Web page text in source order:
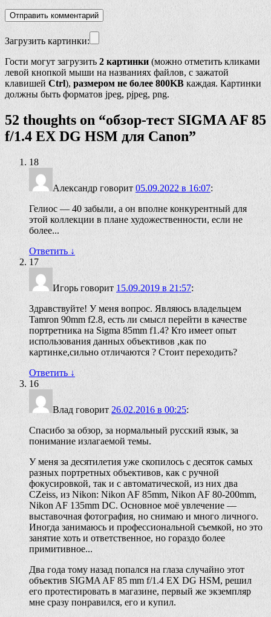
Загрузить картинки:
Гости могут загрузить 2 картинки (можно отметить кликами
левой кнопкой мыши на названиях файлов, с зажатой
клавишей Ctrl), размером не более 800KB каждая. Картинки
должны быть форматов jpeg, pjpeg, png.
52 thoughts on “обзор-тест SIGMA AF 85
f/1.4 EX DG HSM для Canon”
18
Александр говорит 05.09.2022 в 16:07:
Гелиос — 40 забыли, а он вполне конкурентный для
этой коллекции в плане художественности, если не
более...
Ответить ↓
17
Игорь говорит 15.09.2019 в 21:57:
Здравствуйте! У меня вопрос. Являюсь владельцем
Tamron 90mm f2.8, есть ли смысл перейти в качестве
портретника на Sigma 85mm f1.4? Кто имеет опыт
использования данных объективов ,как по
картинке,сильно отличаются ? Стоит переходить?
Ответить ↓
16
Влад говорит 26.02.2016 в 00:25:
Спасибо за обзор, за нормальный русский язык, за
понимание излагаемой темы.
У меня за десятилетия уже скопилось с десяток самых
разных портретных объективов, как с ручной
фокусировкой, так и с автоматической, из них два
CZeiss, из Nikon: Nikon AF 85mm, Nikon AF 80-200mm,
Nikon AF 135mm DC. Основное моё увлечение —
выставочная фотография, но снимаю и много личного.
Иногда занимаюсь и профессиональной съемкой, но это
занятие хоть и ответственное, но гораздо более
примитивное...
Два года тому назад попался на глаза случайно этот
объектив SIGMA AF 85 mm f/1.4 EX DG HSM, решил
его протестировать в магазине, первый же экземпляр
мне сразу понравился, его и купил.